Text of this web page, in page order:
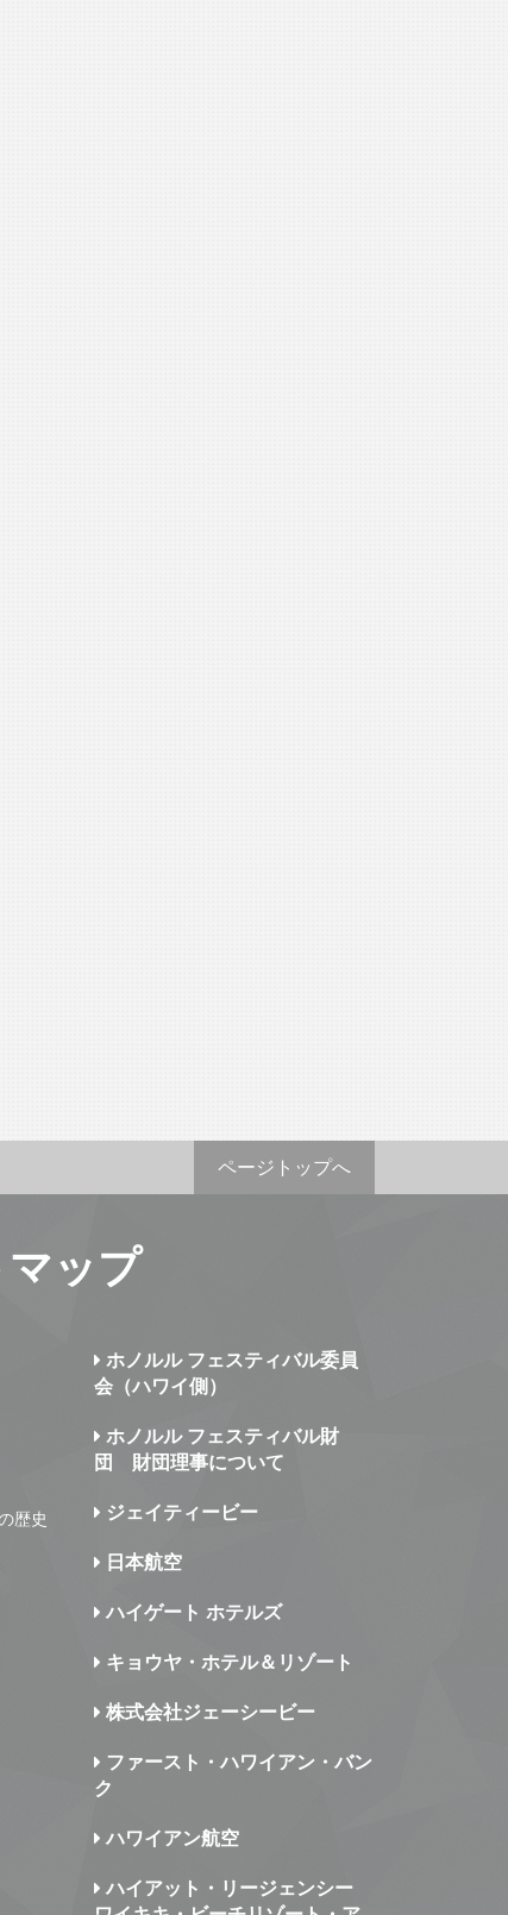
ページトップへ
ップ
歴史
ホノルル フェスティバル委員
会（ハワイ側）
ホノルル フェスティバル財
団 財団理事について
ジェイティービー
日本航空
ハイゲート ホテルズ
キョウヤ・ホテル＆リゾート
株式会社ジェーシービー
ファースト・ハワイアン・バン
ク
ハワイアン航空
ハイアット・リージェンシー